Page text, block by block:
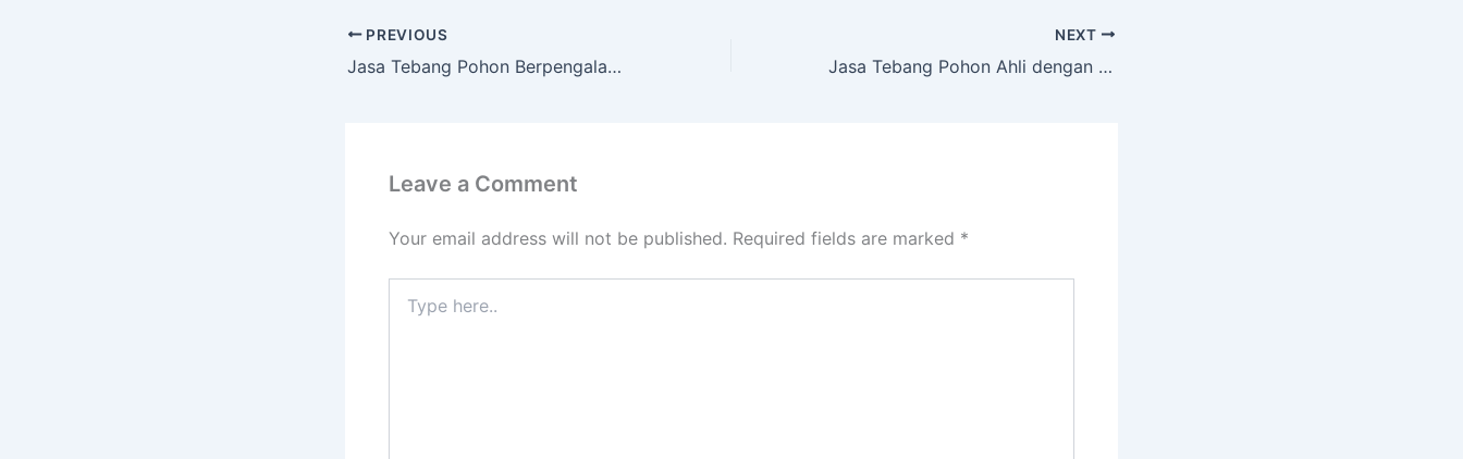
PREVIOUS
Jasa Tebang Pohon Berpengalaman Termurah Di WOTSOGO Tuban
NEXT
Jasa Tebang Pohon Ahli dengan Alat Lengkap di Klandasan Ilir Balipapan Kal. Tim.
Leave a Comment
Your email address will not be published. Required fields are marked *
here..